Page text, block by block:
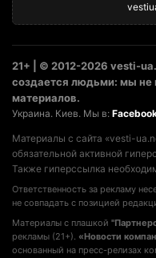
21+ | © 2012-2026 vesti-
создается людьми: мы не
материалов.
Украина. Киев. Мы в:
Материалы с сайта «vesti-
обязательной активной
Также гиперссылка
Ответственность за рекламу
не совпадать с позицией
Материалы с плашкой
рекламы (21+). «Новости
основанный на пресс-релизах